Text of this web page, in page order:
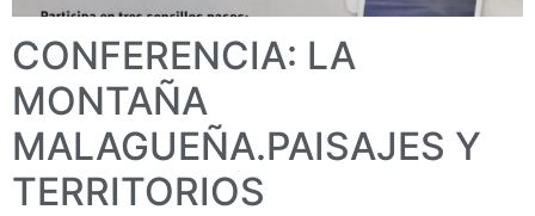
CONFERENCIA: LA
MONTAÑA
MALAGUEÑA.PAISAJES Y
TERRITORIOS